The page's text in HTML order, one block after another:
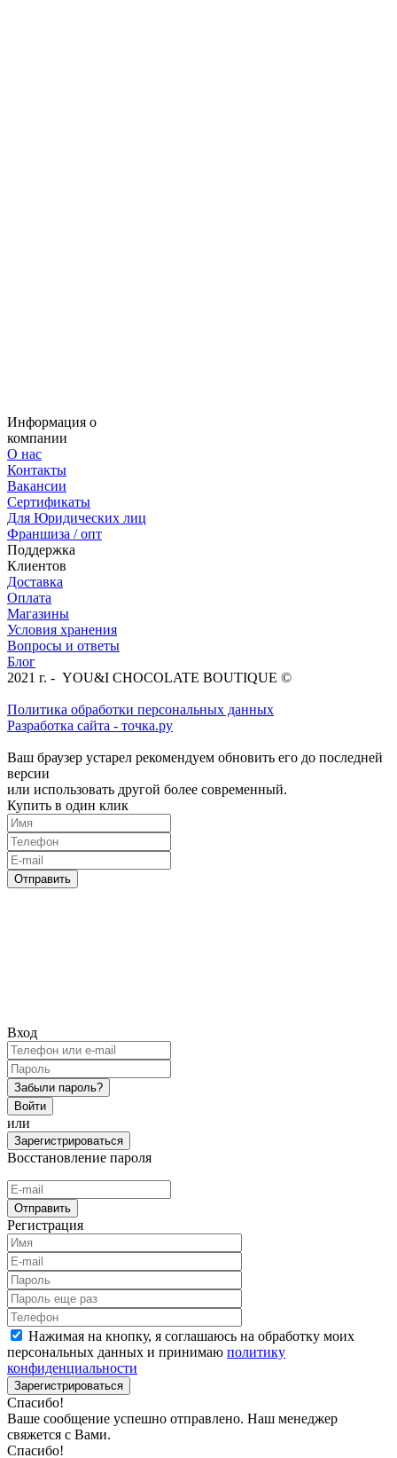
Информация о
компании
О нас
Контакты
Вакансии
Сертификаты
Для Юридических лиц
Франшиза / опт
Поддержка
Клиентов
Доставка
Оплата
Магазины
Условия хранения
Вопросы и ответы
Блог
2021 г. - YOU&I CHOCOLATE BOUTIQUE ©
Политика обработки персональных данных
Разработка сайта - точка.ру
Ваш браузер устарел рекомендуем обновить его до последней
версии
или использовать другой более современный.
Купить в один клик
Отправить
Вход
Забыли пароль?
Войти
или
Зарегистрироваться
Восстановление пароля
Отправить
Регистрация
Нажимая на кнопку, я соглашаюсь на обработку моих
персональных данных и принимаю политику
конфиденциальности
Зарегистрироваться
Спасибо!
Ваше сообщение успешно отправлено. Наш менеджер
свяжется с Вами.
Спасибо!